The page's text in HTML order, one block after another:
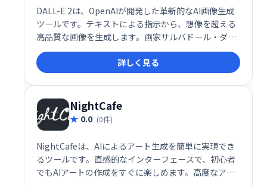
DALL-E 2は、OpenAIが開発した革新的なAI画像生成
ツールです。テキストによる指示から、想像を超える
高品質な画像を生成します。画家サルバドール・ダリ
と映画監督ウォルト・ディズニーから名前を取った
DALL-E 2は、創造性を刺激し、新たな表現の可能性を
切り開きます。
詳しく見る
NightCafe
0.0 (0件)
NightCafeは、AIによるアート生成を簡単に実現でき
るツールです。直感的なインターフェースで、初心者
でもAIアートの作成をすぐに楽しめます。高度なアル